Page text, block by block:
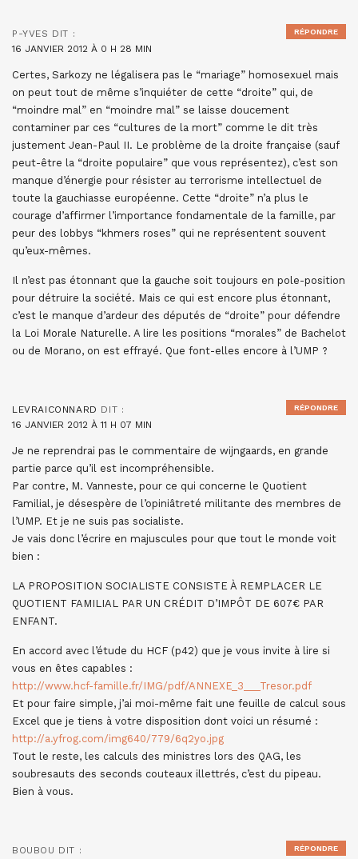
P-YVES DIT :
16 JANVIER 2012 À 0 H 28 MIN
Certes, Sarkozy ne légalisera pas le “mariage” homosexuel mais
on peut tout de même s’inquiéter de cette “droite” qui, de
“moindre mal” en “moindre mal” se laisse doucement
contaminer par ces “cultures de la mort” comme le dit très
justement Jean-Paul II. Le problème de la droite française (sauf
peut-être la “droite populaire” que vous représentez), c’est son
manque d’énergie pour résister au terrorisme intellectuel de
toute la gauchiasse européenne. Cette “droite” n’a plus le
courage d’affirmer l’importance fondamentale de la famille, par
peur des lobbys “khmers roses” qui ne représentent souvent
qu’eux-mêmes.
Il n’est pas étonnant que la gauche soit toujours en pole-position
pour détruire la société. Mais ce qui est encore plus étonnant,
c’est le manque d’ardeur des députés de “droite” pour défendre
la Loi Morale Naturelle. A lire les positions “morales” de Bachelot
ou de Morano, on est effrayé. Que font-elles encore à l’UMP ?
RÉPONDRE
LEVRAICONNARD DIT :
16 JANVIER 2012 À 11 H 07 MIN
Je ne reprendrai pas le commentaire de wijngaards, en grande
partie parce qu’il est incompréhensible.
Par contre, M. Vanneste, pour ce qui concerne le Quotient
Familial, je désespère de l’opiniâtreté militante des membres de
l’UMP. Et je ne suis pas socialiste.
Je vais donc l’écrire en majuscules pour que tout le monde voit
bien :
LA PROPOSITION SOCIALISTE CONSISTE À REMPLACER LE
QUOTIENT FAMILIAL PAR UN CRÉDIT D’IMPÔT DE 607€ PAR
ENFANT.
En accord avec l’étude du HCF (p42) que je vous invite à lire si
vous en êtes capables :
http://www.hcf-famille.fr/IMG/pdf/ANNEXE_3___Tresor.pdf
Et pour faire simple, j’ai moi-même fait une feuille de calcul sous
Excel que je tiens à votre disposition dont voici un résumé :
http://a.yfrog.com/img640/779/6q2yo.jpg
Tout le reste, les calculs des ministres lors des QAG, les
soubresauts des seconds couteaux illettrés, c’est du pipeau.
Bien à vous.
RÉPONDRE
BOUBOU DIT :
RÉPONDRE